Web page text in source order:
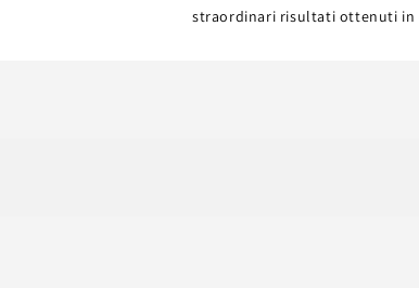
straordinari risultati ottenuti in